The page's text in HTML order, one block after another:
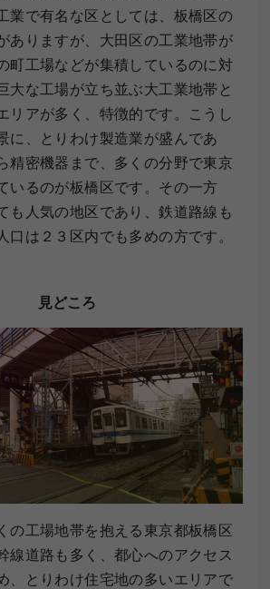
業で有名な区としては、板橋区の
ありますが、大田区の工業地帯が
町工場などが集積しているのに対
大な工場が立ち並ぶ大工業地帯と
リアが多く、特徴的です。こうし
に、とりわけ製造業が盛んであ
精密機器まで、多くの分野で東京
いるのが板橋区です。その一方
も人気の地区であり、鉄道路線も
口は２３区内でも多めの方です。
見どころ
の工場地帯を抱える東京都板橋区
線道路も多く、都心へのアクセス
、とりわけ住宅地の多いエリアで